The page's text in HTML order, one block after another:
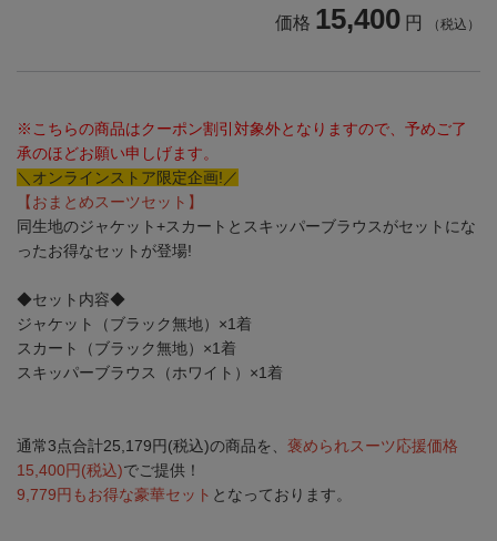
価格 15,400 円 （税込）
※こちらの商品はクーポン割引対象外となりますので、予めご了
承のほどお願い申しげます。
＼オンラインストア限定企画!／
【おまとめスーツセット】
同生地のジャケット+スカートとスキッパーブラウスがセットにな
ったお得なセットが登場!
◆セット内容◆
ジャケット（ブラック無地）×1着
スカート（ブラック無地）×1着
スキッパーブラウス（ホワイト）×1着
通常3点合計25,179円(税込)の商品を、 褒められスーツ応援価格
15,400円(税込)でご提供！
9,779円もお得な豪華セット となっております。